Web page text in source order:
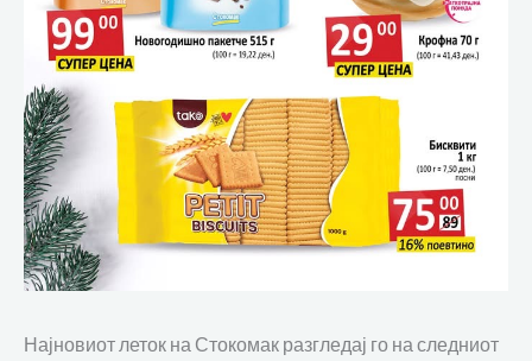
Најновиот леток на Стокомак разгледај го на следниот